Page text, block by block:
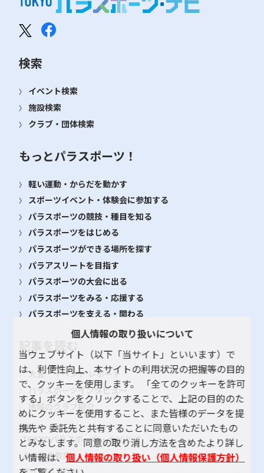
検索
イベント検索
施設検索
クラブ・団体検索
もっとパラスポーツ！
軽い運動・からだを動かす
スポーツイベント・体験会に参加する
パラスポーツの競技・種目を知る
パラスポーツをはじめる
パラスポーツができる場所を探す
パラアスリートを目指す
パラスポーツの大会に出る
パラスポーツをみる・応援する
パラスポーツを支える・関わる
記事を読む
大会・イベント レポート
パラスポーツインタビュー
地域のクラブ紹介
TOKYOパラスポーツ・ナビとは
よくある質問
個人情報の取り扱いについて
当ウェブサイト（以下「当サイト」といいます）で
は、利便性向上、本サイトの利用状況の把握等の目的
で、クッキーを使用します。 「全てのクッキーを許可
する」ボタンをクリックすることで、上記の目的のた
めにクッキーを使用すること、また皆様のデータを提
携先や 委託先と共有することに同意いただいたもの
とみなします。同意の取り消し方法を含めたより詳し
い情報は、個人情報の取り扱い（個人情報保護方針）